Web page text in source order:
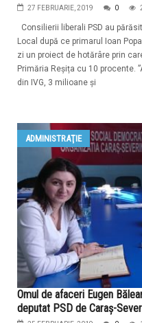
27 FEBRUARIE, 2019 0
Consilierii liberali PSD au
Local după ce primarul Ioan
zi un proiect de hotărâre prin
Primăria Reșița cu 10 procente.
din IVG, 3 milioane și
ADMINISTRAŢIE
Omul de afaceri Eugen
deputat PSD de Caraş-